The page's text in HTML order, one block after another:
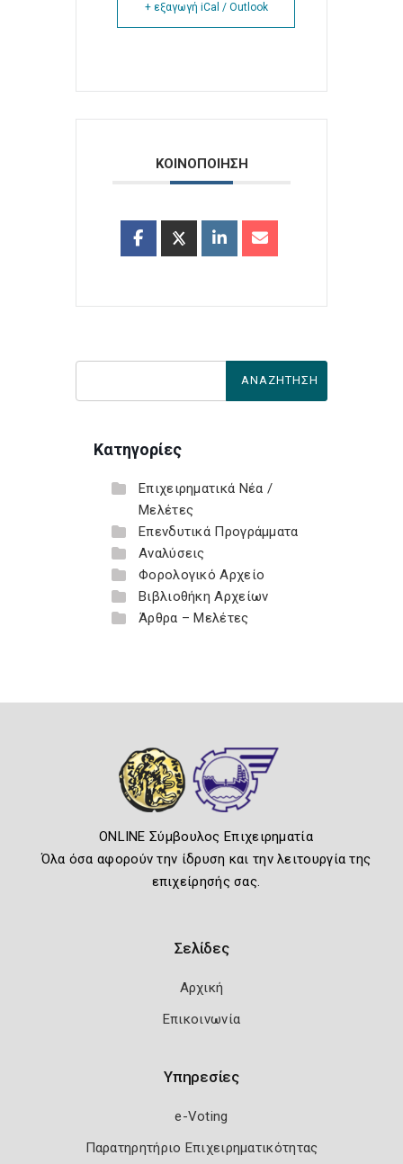
+ εξαγωγή iCal / Outlook
ΚΟΙΝΟΠΟΙΗΣΗ
Κατηγορίες
Επιχειρηματικά Νέα /
Μελέτες
Επενδυτικά Προγράμματα
Αναλύσεις
Φορολογικό Αρχείο
Βιβλιοθήκη Αρχείων
Άρθρα – Μελέτες
ONLINE Σύμβουλος Επιχειρηματία
Όλα όσα αφορούν την ίδρυση και την λειτουργία της
επιχείρησής σας.
Σελίδες
Αρχική
Επικοινωνία
Υπηρεσίες
e-Voting
Παρατηρητήριο Επιχειρηματικότητας